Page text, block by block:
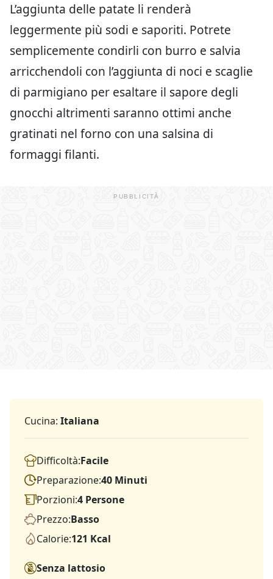
L’aggiunta delle patate li renderà
leggermente più sodi e saporiti. Potrete
semplicemente condirli con burro e salvia
arricchendoli con l’aggiunta di noci e scaglie
di parmigiano per esaltare il sapore degli
gnocchi altrimenti saranno ottimi anche
gratinati nel forno con una salsina di
formaggi filanti.
Cucina: Italiana
Difficoltà:Facile
Preparazione:40 Minuti
Porzioni:4 Persone
Prezzo:Basso
Calorie:121 Kcal
Senza lattosio